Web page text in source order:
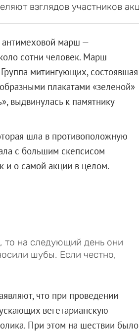
взглядов участников
антимеховой марш —
сотни человек. Марш
митингующих, состоявшая
плакатами «зеленой»
выдвинулась к памятнику
шла в противоположную
с большим скепсисом
и о самой акции в целом.
то на следующий день они
шубы. Если честно,
что при проведении
вегетарианскую
При этом на шествии было